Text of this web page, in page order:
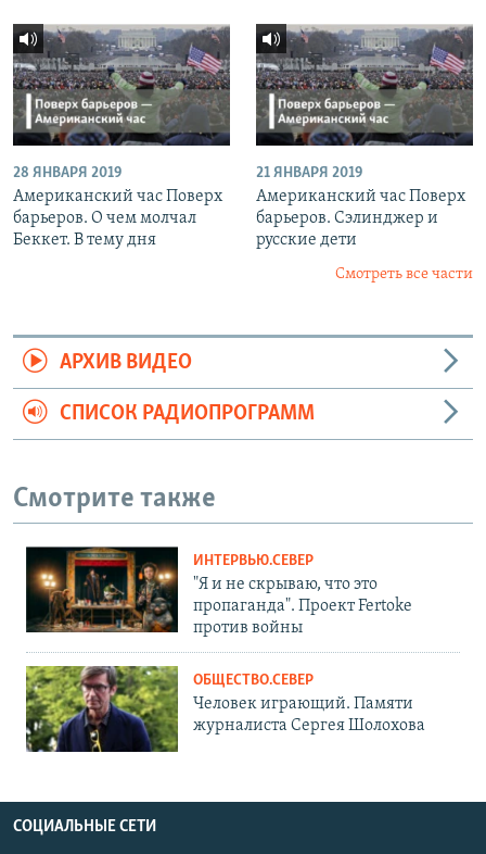
28 ЯНВАРЯ 2019
Американский час Поверх
барьеров. О чем молчал
Беккет. В тему дня
21 ЯНВАРЯ 2019
Американский час Поверх
барьеров. Сэлинджер и
русские дети
Смотреть все части
АРХИВ ВИДЕО
СПИСОК РАДИОПРОГРАММ
Смотрите также
ИНТЕРВЬЮ.СЕВЕР
"Я и не скрываю, что это
пропаганда". Проект Fertoke
против войны
ОБЩЕСТВО.СЕВЕР
Человек играющий. Памяти
журналиста Сергея Шолохова
СОЦИАЛЬНЫЕ СЕТИ